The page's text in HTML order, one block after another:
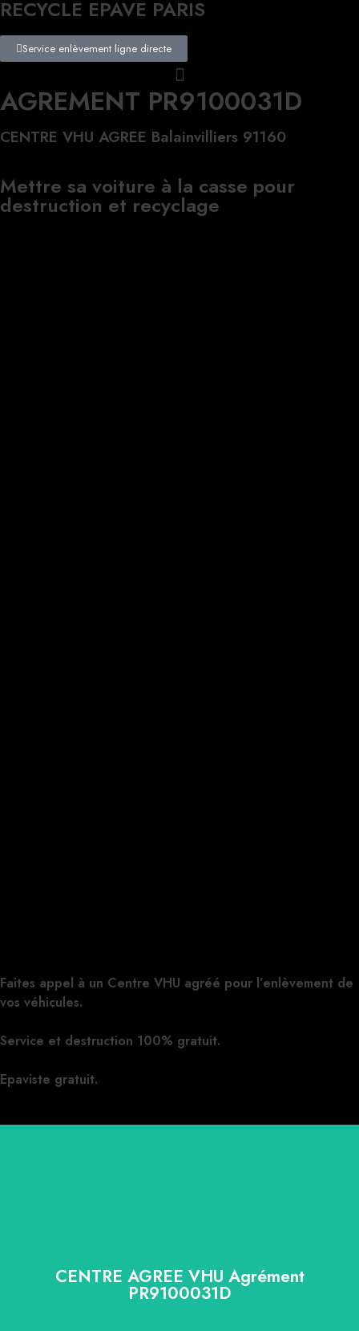
RECYCLE EPAVE PARIS
Service enlèvement ligne directe
AGREMENT PR9100031D
CENTRE VHU AGREE Balainvilliers 91160
Mettre sa voiture à la casse pour
destruction et recyclage
Faites appel à un Centre VHU agréé pour l’enlèvement de
vos véhicules.
Service et destruction 100% gratuit.
Epaviste gratuit.
CENTRE AGREE VHU Agrément
PR9100031D
Cliquez ici pour nous contacter, cela ne vous